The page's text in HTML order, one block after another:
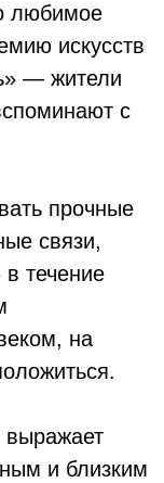
любимое
искусств
— жители
с
прочные
связи,
течение
на
и близким